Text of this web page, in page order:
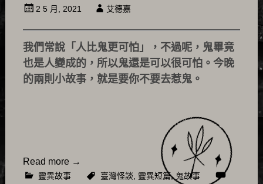
2 5 月, 2021 艾德嘉
我們常說「人比鬼更可怕」，不過呢，鬼畢竟
也是人變成的，所以鬼還是可以很可怕。今晚
的兩則小故事，就是要你不要去惹鬼。
Read more →
靈異故事 臺灣怪談, 靈異短篇,鬼故事